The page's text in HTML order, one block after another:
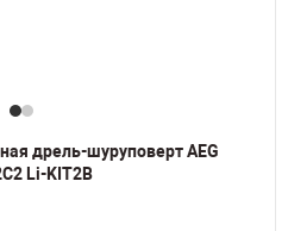
дрель-шуруповерт AEG
Li-KIT2B